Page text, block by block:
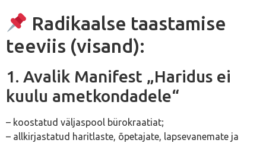
Radikaalse taastamise
teeviis (visand):
1. Avalik Manifest „Haridus ei
kuulu ametkondadele“
– koostatud väljaspool bürokraatiat;
– allkirjastatud haritlaste, õpetajate, lapsevanemate ja